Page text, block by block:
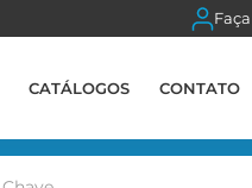
CATÁLOGOS CONTATO